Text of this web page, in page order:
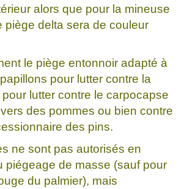
alors que pour la mineuse
piège delta sera de couleur
le piège entonnoir adapté à
pour lutter contre la
lutter contre le carpocapse
des pommes ou bien contre
des pins.
ne sont pas autorisés en
piégeage de masse (sauf pour
du palmier), mais